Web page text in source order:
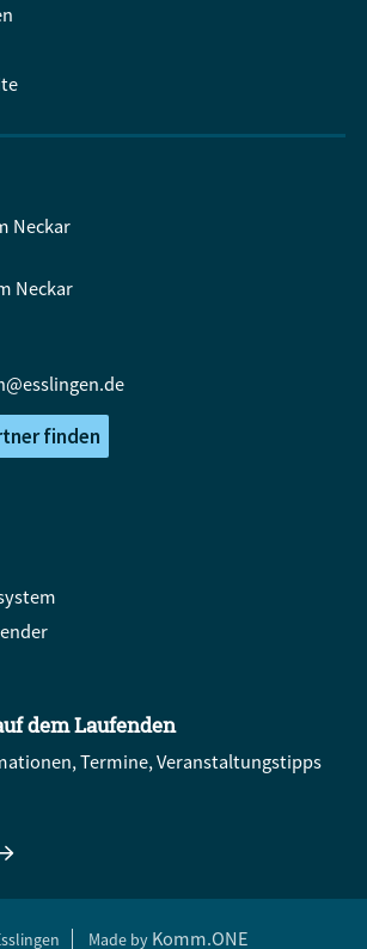
Neckar
Neckar
finden
dem Laufenden
Termine, Veranstaltungstipps
Made by Komm.ONE